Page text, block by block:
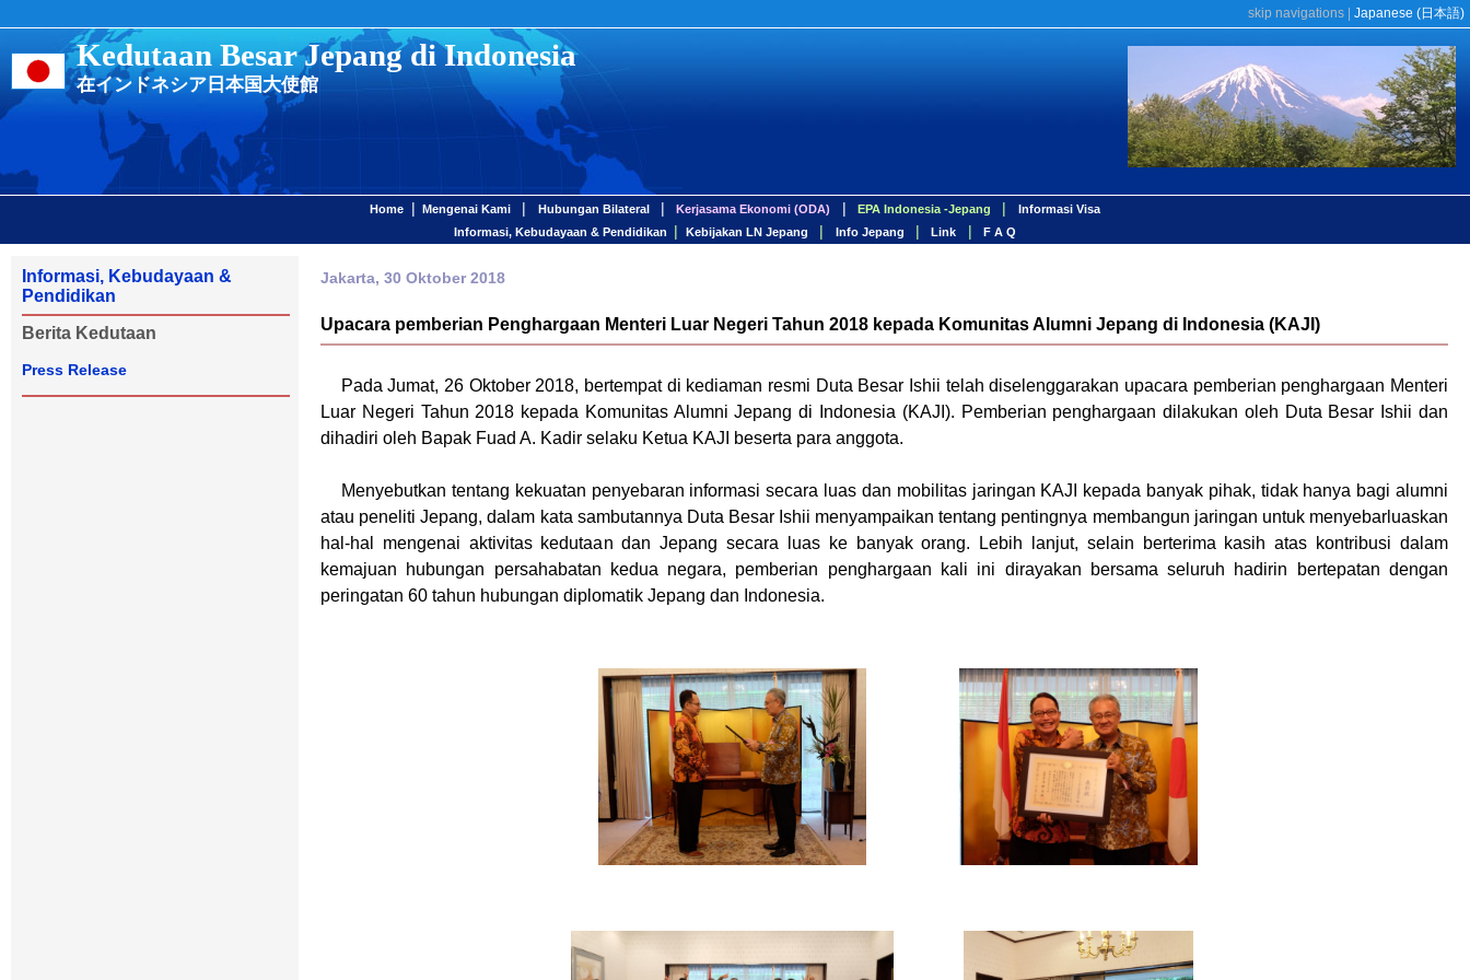
skip navigations Japanese (日本語)
Kedutaan Besar Jepang di Indonesia
在インドネシア日本国大使館
Home | Mengenai Kami | Hubungan Bilateral | Kerjasama Ekonomi (ODA) | EPA Indonesia -Jepang |
Informasi Visa
Informasi, Kebudayaan & Pendidikan
| Kebijakan LN Jepang | Info Jepang | Link | F A Q
Informasi, Kebudayaan &
Pendidikan
Berita Kedutaan
Press Release
Jakarta, 30 Oktober 2018
Upacara pemberian Penghargaan Menteri Luar Negeri Tahun 2018 kepada Komunitas Alumni Jepang di Indonesia (KAJI)
Pada Jumat, 26 Oktober 2018, bertempat di kediaman resmi Duta Besar Ishii telah diselenggarakan upacara pemberian penghargaan Menteri
Luar Negeri Tahun 2018 kepada Komunitas Alumni Jepang di Indonesia (KAJI). Pemberian penghargaan dilakukan oleh Duta Besar Ishii dan
dihadiri oleh Bapak Fuad A. Kadir selaku Ketua KAJI beserta para anggota.
Menyebutkan tentang kekuatan penyebaran informasi secara luas dan mobilitas jaringan KAJI kepada banyak pihak, tidak hanya bagi alumni
atau peneliti Jepang, dalam kata sambutannya Duta Besar Ishii menyampaikan tentang pentingnya membangun jaringan untuk menyebarluaskan
hal-hal mengenai aktivitas kedutaan dan Jepang secara luas ke banyak orang. Lebih lanjut, selain berterima kasih atas kontribusi dalam
kemajuan hubungan persahabatan kedua negara, pemberian penghargaan kali ini dirayakan bersama seluruh hadirin bertepatan dengan
peringatan 60 tahun hubungan diplomatik Jepang dan Indonesia.